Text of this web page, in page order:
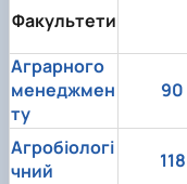
Факультети
Аграрного
менеджмен
ту
90
Агробіологі
чний
118